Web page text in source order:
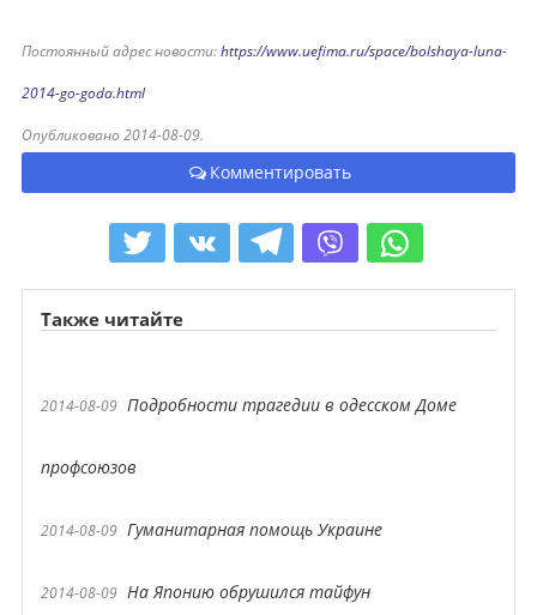
Постоянный адрес новости:https://www.uefima.ru/space/bolshaya-luna-
2014-go-goda.html
Опубликовано 2014-08-09.
Комментировать
Также читайте
2014-08-09 Подробности трагедии в одесском Доме
профсоюзов
2014-08-09 Гуманитарная помощь Украине
2014-08-09 На Японию обрушился тайфун